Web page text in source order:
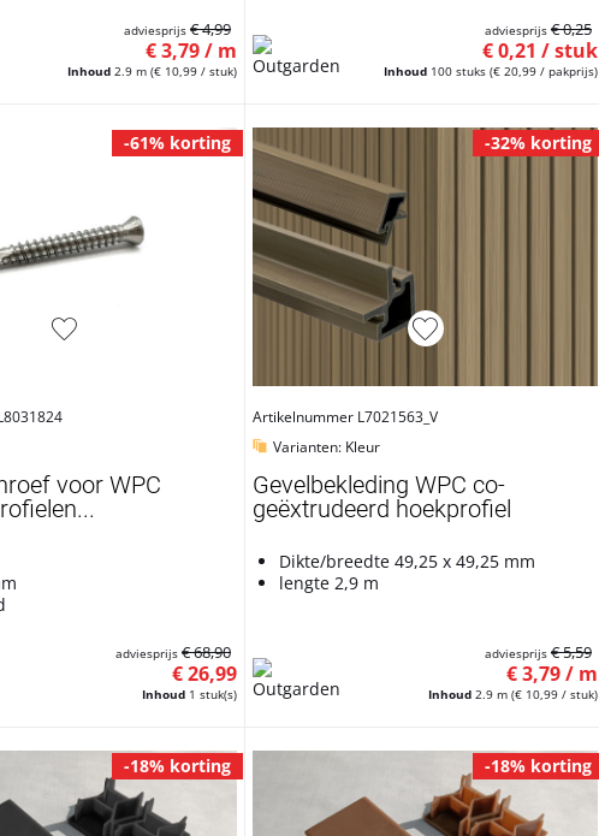
Inhoud 2.9 m (€ 10,99 / stuk)
€ 3,79 / m
adviesprijs € 4,99
Inhoud 100 stuks (€ 20,99 / pakprijs)
€ 0,21 / stuk
adviesprijs € 0,25
-61% korting
voor WPC
Inhoud 1 stuk(s)
€ 26,99
adviesprijs € 68,90
-32% korting
Artikelnummer L7021563_V
Varianten: Kleur
Gevelbekleding WPC co-
geëxtrudeerd hoekprofiel
Dikte/breedte 49,25 x 49,25 mm
lengte 2,9 m
Inhoud 2.9 m (€ 10,99 / stuk)
€ 3,79 / m
adviesprijs € 5,59
-18% korting -18% korting